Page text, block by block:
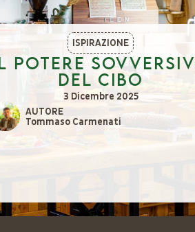
ISPIRAZIONE
sovversivo
del cibo
3 Dicembre 2025
AUTORE
Tommaso Carmenati